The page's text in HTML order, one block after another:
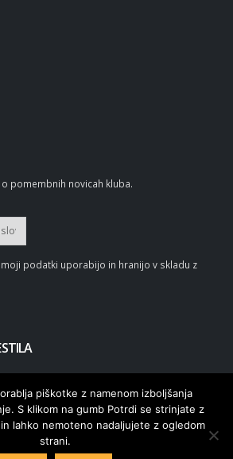
pomembnih novicah kluba.
podatki uporabijo in hranijo v skladu z
pravice pridržane |Piškotki
piškotke z namenom izboljšanja
S klikom na gumb Potrdi se strinjate z
lahko nemoteno nadaljujete z ogledom
strani.